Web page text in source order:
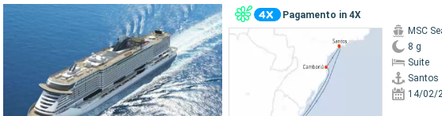
Pagamento in 4X
MSC
8 g
Suite
Santos
14/02/